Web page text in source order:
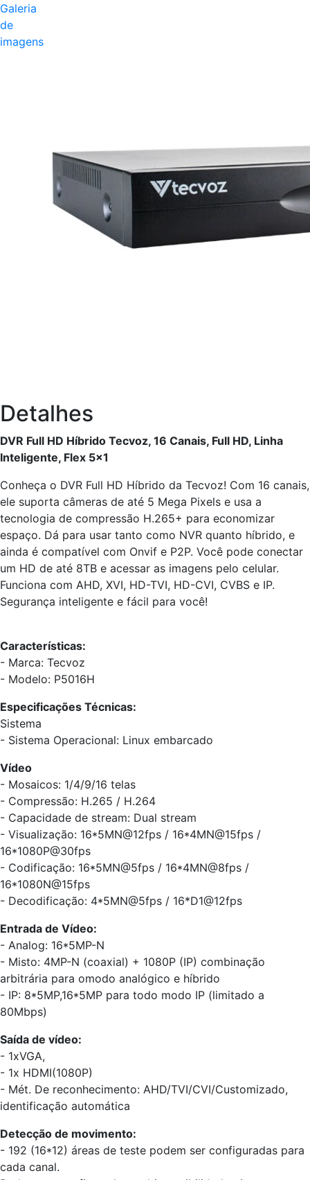
Galeria
de
imagens
Detalhes
DVR Full HD Híbrido Tecvoz, 16 Canais, Full HD, Linha
Inteligente, Flex 5x1
Conheça o DVR Full HD Híbrido da Tecvoz! Com 16 canais,
ele suporta câmeras de até 5 Mega Pixels e usa a
tecnologia de compressão H.265+ para economizar
espaço. Dá para usar tanto como NVR quanto híbrido, e
ainda é compatível com Onvif e P2P. Você pode conectar
um HD de até 8TB e acessar as imagens pelo celular.
Funciona com AHD, XVI, HD-TVI, HD-CVI, CVBS e IP.
Segurança inteligente e fácil para você!
Características:
- Marca: Tecvoz
- Modelo: P5016H
Especificações Técnicas:
Sistema
- Sistema Operacional: Linux embarcado
Vídeo
- Mosaicos: 1/4/9/16 telas
- Compressão: H.265 / H.264
- Capacidade de stream: Dual stream
- Visualização: 16*5MN@12fps / 16*4MN@15fps /
16*1080P@30fps
- Codificação: 16*5MN@5fps / 16*4MN@8fps /
16*1080N@15fps
- Decodificação: 4*5MN@5fps / 16*D1@12fps
Entrada de Vídeo:
- Analog: 16*5MP-N
- Misto: 4MP-N (coaxial) + 1080P (IP) combinação
arbitrária para omodo analógico e híbrido
- IP: 8*5MP,16*5MP para todo modo IP (limitado a
80Mbps)
Saída de vídeo:
- 1xVGA,
- 1x HDMI(1080P)
- Mét. De reconhecimento: AHD/TVI/CVI/Customizado,
identificação automática
Detecção de movimento:
- 192 (16*12) áreas de teste podem ser configuradas para
cada canal.